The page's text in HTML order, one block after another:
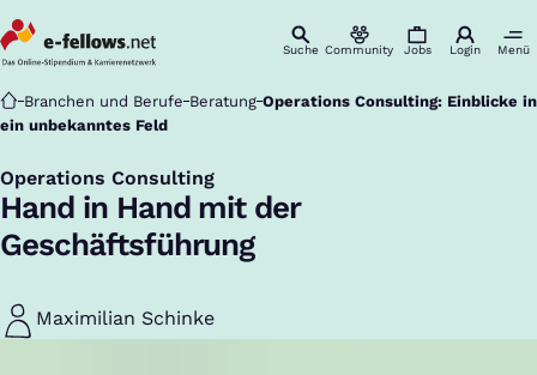
Suche Community Jobs Login Menü
Startseite
Branchen und Berufe Beratung Operations Consulting: Einblicke in
ein unbekanntes Feld
Operations Consulting
:
Hand in Hand mit der
Geschäftsführung
Maximilian Schinke